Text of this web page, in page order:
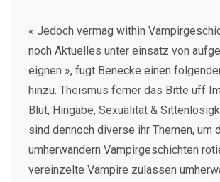
« Jedoch vermag within
noch Aktuelles unter einsatz von
eignen », fugt Benecke einen
hinzu. Theismus ferner das Bitte uff
Blut, Hingabe, Sexualitat &
sind dennoch diverse ihr Themen, um
umherwandern Vampirgeschichten
vereinzelte Vampire zulassen